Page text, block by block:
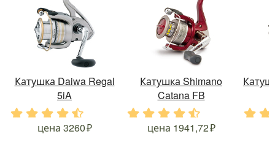
Катушка Daiwa Regal
5iA
. . .
цена 3260
Катушка Shimano
Catana FB
. . . .
цена 1941,72